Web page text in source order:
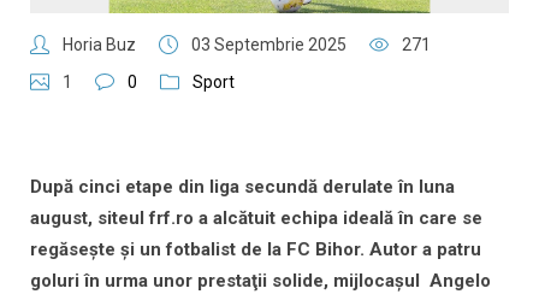
Horia Buz 03 Septembrie 2025
271
1
0 Sport
După cinci etape din liga secundă derulate în luna
august, siteul frf.ro a alcătuit echipa ideală în care se
regăseşte şi un fotbalist de la FC Bihor. Autor a patru
goluri în urma unor prestaţii solide, mijlocaşul Angelo